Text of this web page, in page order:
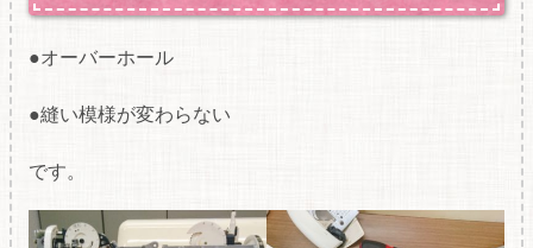
●オーバーホール
●縫い模様が変わらない
です。